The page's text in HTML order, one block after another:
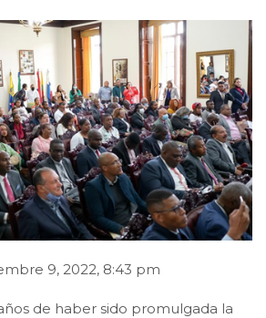
9, 2022, 8:43 pm
de haber sido promulgada la